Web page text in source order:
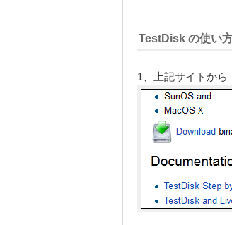
TestDisk の使い
1、上記サイトから